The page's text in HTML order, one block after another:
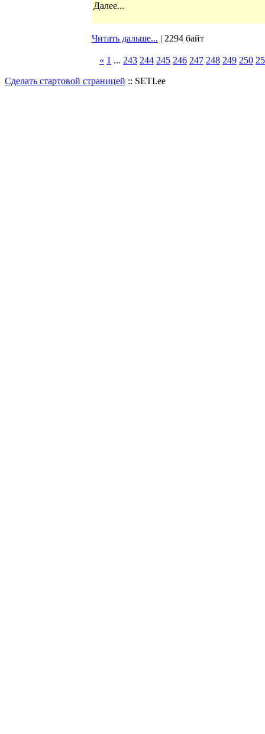
Далее...
Читать дальше... | 2294 байт
« 1 ... 243 244 245 246 247 248 249 250
Сделать стартовой страницей :: SETI.ee